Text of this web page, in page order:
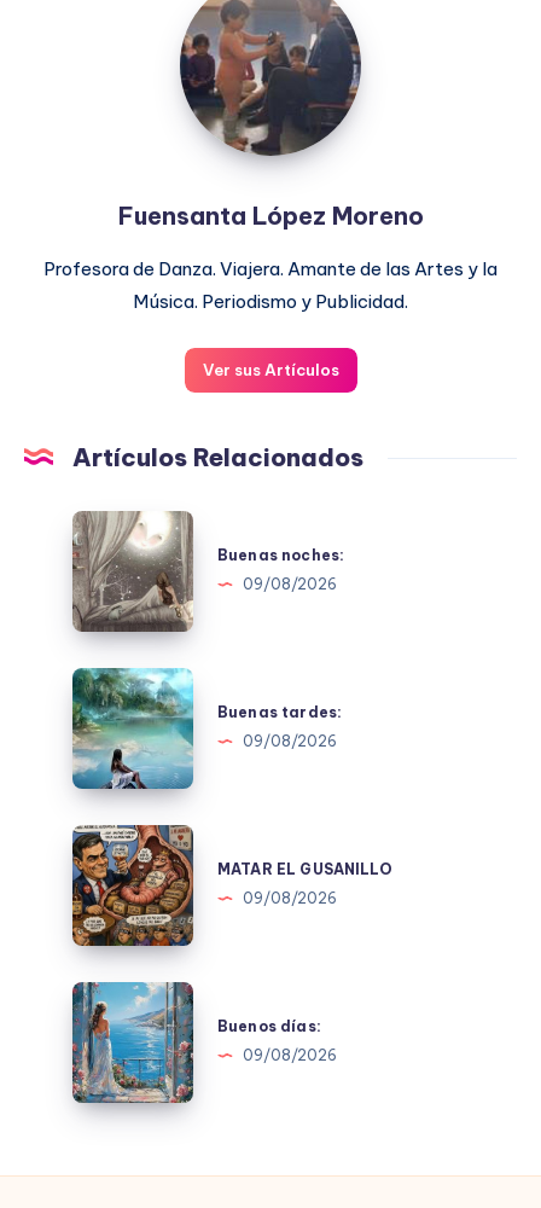
López
Moreno
Fuensanta López Moreno
Profesora de Danza. Viajera. Amante de las Artes y la
Música. Periodismo y Publicidad.
Ver sus Artículos
Artículos Relacionados
Buenas
noches:
Buenas noches:
09/08/2026
Buenas
tardes:
Buenas tardes:
09/08/2026
MATAR
EL
GUSANILLO
MATAR EL GUSANILLO
09/08/2026
Buenos
días:
Buenos días:
09/08/2026